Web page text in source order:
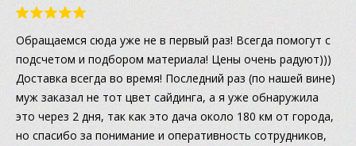
Обращаемся сюда уже не в первый раз! Всегда помогут с
подсчетом и подбором материала! Цены очень радуют)))
Доставка всегда во время! Последний раз (по нашей вине)
муж заказал не тот цвет сайдинга, а я уже обнаружила
это через 2 дня, так как это дача около 180 км от города,
но спасибо за понимание и оперативность сотрудников,